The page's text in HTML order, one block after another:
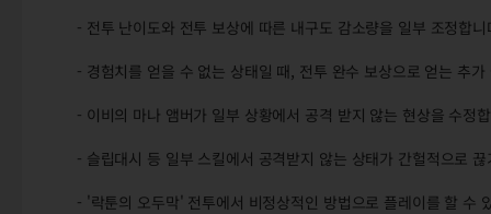
- 전투 난이도와 전투 보상에 따른 내구도 감소량을 일부 조정합니
- 경험치를 얻을 수 없는 상태일 때, 전투 완수 보상으로 얻는 추
- 이비의 마나 앰버가 일부 상황에서 공격 받지 않는 현상을 수정
- 슬립대시 등 일부 스킬에서 공격받지 않는 상태가 간헐적으로
- '락툰의 오두막' 전투에서 비정상적인 방법으로 플레이를 할 수